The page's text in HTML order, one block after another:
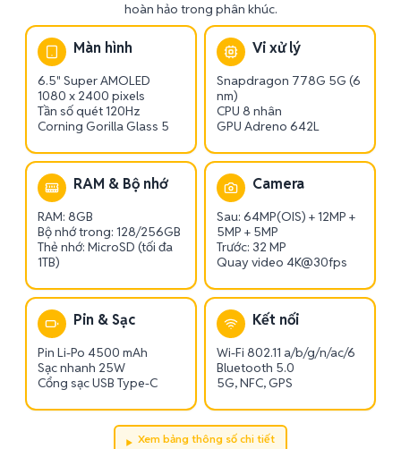
hoàn hảo trong phân khúc.
Màn hình
6.5" Super AMOLED
1080 x 2400 pixels
Tần số quét 120Hz
Corning Gorilla Glass 5
Vi xử lý
Snapdragon 778G 5G (6
nm)
CPU 8 nhân
GPU Adreno 642L
RAM & Bộ nhớ
RAM: 8GB
Bộ nhớ trong: 128/256GB
Thẻ nhớ: MicroSD (tối đa
1TB)
Camera
Sau: 64MP(OIS) + 12MP +
5MP + 5MP
Trước: 32 MP
Quay video 4K@30fps
Pin & Sạc
Pin Li-Po 4500 mAh
Sạc nhanh 25W
Cổng sạc USB Type-C
Kết nối
Wi-Fi 802.11 a/b/g/n/ac/6
Bluetooth 5.0
5G, NFC, GPS
Xem bảng thông số chi tiết